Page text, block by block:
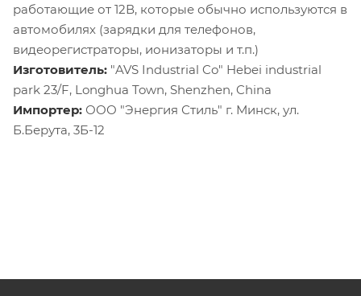
работающие от 12В, которые обычно используются в
автомобилях (зарядки для телефонов,
видеорегистраторы, ионизаторы и т.п.)
Изготовитель: "AVS Industrial Co" Hebei industrial
park 23/F, Longhua Town, Shenzhen, China
Импортер: ООО "Энергия Стиль" г. Минск, ул.
Б.Берута, 3Б-12